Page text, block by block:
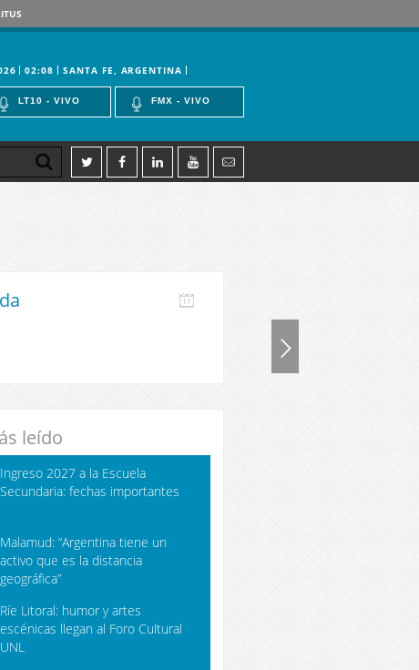
02:08 SANTA FE, ARGENTINA
LT10 - VIVO FMX - VIVO
leído
Ingreso 2027 a la Escuela
Secundaria: fechas importantes
Malamud: “Argentina tiene un
activo que es la distancia
geográfica”
Ríe Litoral: humor y artes
escénicas llegan al Foro Cultural
UNL